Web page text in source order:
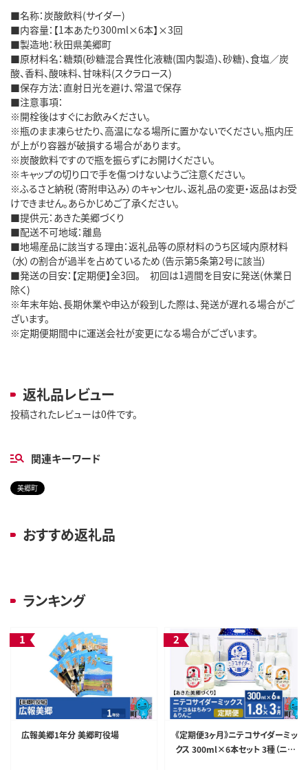
■名称：炭酸飲料(サイダー)
■内容量：【1本あたり300ml×6本】×3回
■製造地：秋田県美郷町
■原材料名：糖類(砂糖混合異性化液糖(国内製造)、砂糖)、食塩／炭
酸、香料、酸味料、甘味料(スクラロース)
■保存方法：直射日光を避け、常温で保存
■注意事項：
※開栓後はすぐにお飲みください。
※瓶のまま凍らせたり、高温になる場所に置かないでください。瓶内圧
が上がり容器が破損する場合があります。
※炭酸飲料ですので瓶を振らずにお開けください。
※キャップの切り口で手を傷つけないようご注意ください。
※ふるさと納税（寄附申込み）のキャンセル、返礼品の変更・返品はお受
けできません。あらかじめご了承ください。
■提供元：あきた美郷づくり
■配送不可地域：離島
■地場産品に該当する理由：返礼品等の原材料のうち区域内原材料
（水）の割合が過半を占めているため（告示第5条第2号に該当）
■発送の目安：【定期便】全3回。 初回は1週間を目安に発送(休業日
除く)
※年末年始、長期休業や申込が殺到した際は、発送が遅れる場合がご
ざいます。
※定期便期間中に運送会社が変更になる場合がございます。
返礼品レビュー
投稿されたレビューは0件です。
関連キーワード
美郷町
おすすめ返礼品
ランキング
広報美郷1年分 美郷町役場
《定期便3ヶ月》ニテコサイダーミッ
クス 300ml×6本セット 3種（ニテ